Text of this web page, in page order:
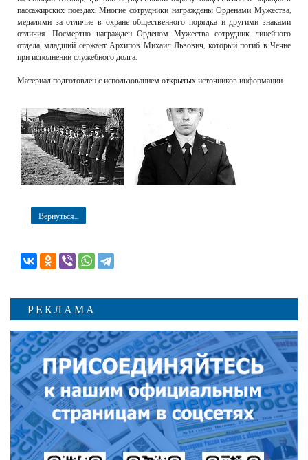
пассажирских поездах. Многие сотрудники награждены Орденами Мужества,
медалями за отличие в охране общественного порядка и другими знаками
отличия. Посмертно награжден Орденом Мужества сотрудник линейного
отдела, младший сержант Архипов Михаил Львович, который погиб в Чечне
при исполнении служебного долга.
Материал подготовлен с использованием открытых источников информации.
Вернуться...
РЕКЛАМА